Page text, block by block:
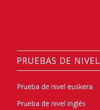
PRUEBAS DE NIVEL
Prueba de nivel euskera
Prueba de nivel inglés